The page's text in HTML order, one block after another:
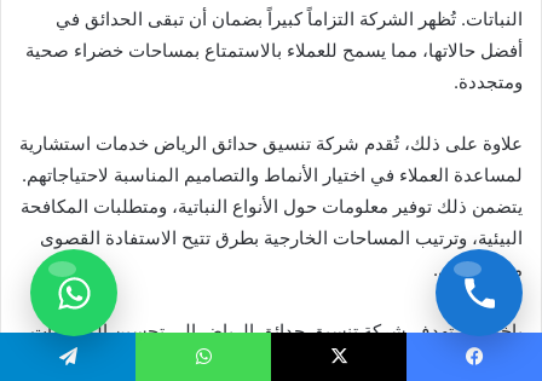
النباتات. تُظهر الشركة التزاماً كبيراً بضمان أن تبقى الحدائق في
أفضل حالاتها، مما يسمح للعملاء بالاستمتاع بمساحات خضراء صحية
ومتجددة.
علاوة على ذلك، تُقدم شركة تنسيق حدائق الرياض خدمات استشارية
لمساعدة العملاء في اختيار الأنماط والتصاميم المناسبة لاحتياجاتهم.
يتضمن ذلك توفير معلومات حول الأنواع النباتية، ومتطلبات المكافحة
البيئية، وترتيب المساحات الخارجية بطرق تتيح الاستفادة القصوى
من كل ركن.
باختصار، تهدف شركة تنسيق حدائق الرياض إلى تحسين المساحات
الخضراء وإضافة قيمة جمالية للمنازل من خلال تقديم خدمات